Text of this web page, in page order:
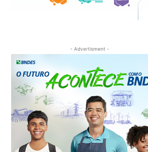
- Advertisment -